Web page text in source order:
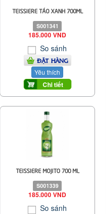
TEISSIERE TÁO XANH 700ML
S001341
185.000 VND
So sánh
ĐẶT HÀNG
Yêu thích
Chi tiết
TEISSIERE MOJITO 700 ML
S001339
185.000 VND
So sánh